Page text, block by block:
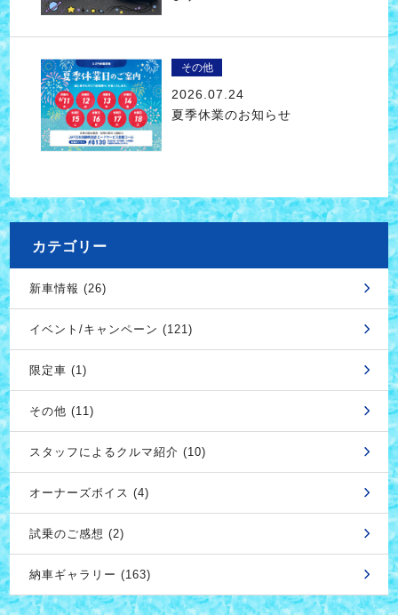
その他
2026.07.24
夏季休業のお知らせ
カテゴリー
新車情報 (26)
イベント/キャンペーン (121)
限定車 (1)
その他 (11)
スタッフによるクルマ紹介 (10)
オーナーズボイス (4)
試乗のご感想 (2)
納車ギャラリー (163)